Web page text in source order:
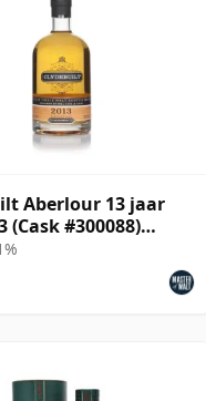
Aberlour 13 jaar
(Cask #300088)